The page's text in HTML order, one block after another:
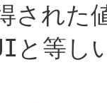
された
と等し